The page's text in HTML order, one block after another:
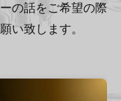
の話をご希望の際
い致します。